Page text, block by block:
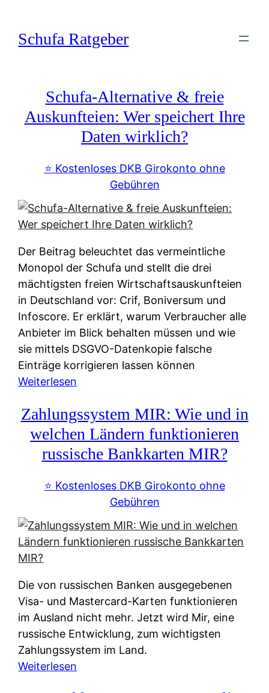
springen
Schufa Ratgeber
Schufa-Alternative & freie
Auskunfteien: Wer speichert Ihre
Daten wirklich?
⭐️ Kostenloses DKB Girokonto ohne
Gebühren
Der Beitrag beleuchtet das vermeintliche
Monopol der Schufa und stellt die drei
mächtigsten freien Wirtschaftsauskunfteien
in Deutschland vor: Crif, Boniversum und
Infoscore. Er erklärt, warum Verbraucher alle
Anbieter im Blick behalten müssen und wie
sie mittels DSGVO-Datenkopie falsche
Einträge korrigieren lassen können
Weiterlesen
c
h
u
f
-
l
t
n
a
t
i
v
e
&
Zahlungssystem MIR: Wie und in
welchen Ländern funktionieren
russische Bankkarten MIR?
⭐️ Kostenloses DKB Girokonto ohne
Gebühren
Die von russischen Banken ausgegebenen
Visa- und Mastercard-Karten funktionieren
im Ausland nicht mehr. Jetzt wird Mir, eine
russische Entwicklung, zum wichtigsten
Zahlungssystem im Land.
Weiterlesen